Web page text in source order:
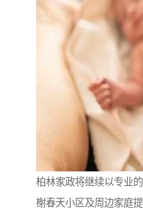
柏林家政将继续以专业
榭春天小区及周边家庭